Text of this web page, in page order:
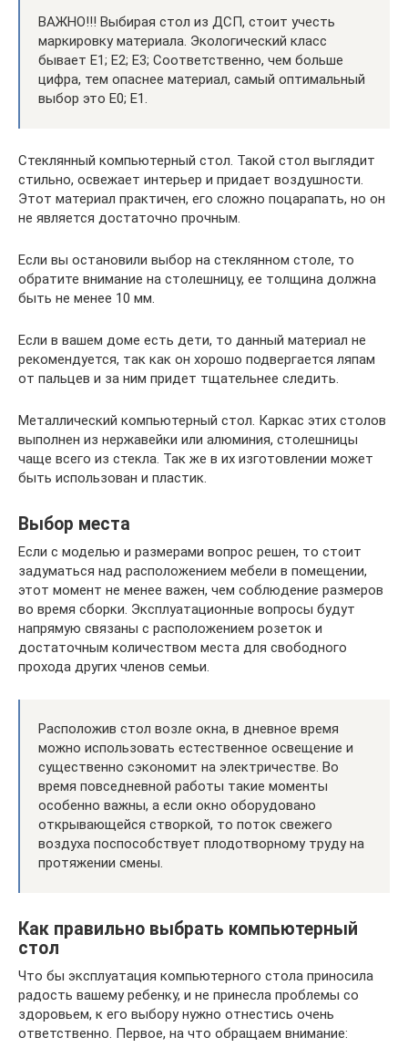
ВАЖНО!!! Выбирая стол из ДСП, стоит учесть
маркировку материала. Экологический класс
бывает Е1; Е2; Е3; Соответственно, чем больше
цифра, тем опаснее материал, самый оптимальный
выбор это Е0; Е1.
Стеклянный компьютерный стол. Такой стол выглядит
стильно, освежает интерьер и придает воздушности.
Этот материал практичен, его сложно поцарапать, но он
не является достаточно прочным.
Если вы остановили выбор на стеклянном столе, то
обратите внимание на столешницу, ее толщина должна
быть не менее 10 мм.
Если в вашем доме есть дети, то данный материал не
рекомендуется, так как он хорошо подвергается ляпам
от пальцев и за ним придет тщательнее следить.
Металлический компьютерный стол. Каркас этих столов
выполнен из нержавейки или алюминия, столешницы
чаще всего из стекла. Так же в их изготовлении может
быть использован и пластик.
Выбор места
Если с моделью и размерами вопрос решен, то стоит
задуматься над расположением мебели в помещении,
этот момент не менее важен, чем соблюдение размеров
во время сборки. Эксплуатационные вопросы будут
напрямую связаны с расположением розеток и
достаточным количеством места для свободного
прохода других членов семьи.
Расположив стол возле окна, в дневное время
можно использовать естественное освещение и
существенно сэкономит на электричестве. Во
время повседневной работы такие моменты
особенно важны, а если окно оборудовано
открывающейся створкой, то поток свежего
воздуха поспособствует плодотворному труду на
протяжении смены.
Как правильно выбрать компьютерный
стол
Что бы эксплуатация компьютерного стола приносила
радость вашему ребенку, и не принесла проблемы со
здоровьем, к его выбору нужно отнестись очень
ответственно. Первое, на что обращаем внимание: